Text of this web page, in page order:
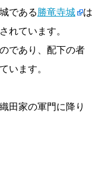
である勝竜寺城
は
れています。
であり、配下の者
います。
田家の軍門に降り